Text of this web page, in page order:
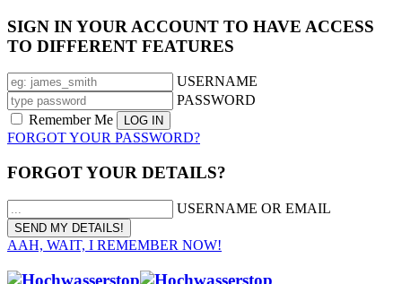
SIGN IN YOUR ACCOUNT TO HAVE ACCESS
TO DIFFERENT FEATURES
USERNAME
PASSWORD
Remember Me
FORGOT YOUR PASSWORD?
FORGOT YOUR DETAILS?
USERNAME OR EMAIL
AAH, WAIT, I REMEMBER NOW!